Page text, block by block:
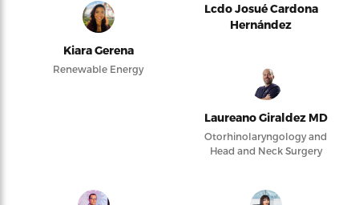
Kiara Gerena
Renewable Energy
Lcdo Josué Cardona
Hernández
Laureano Giraldez MD
Otorhinolaryngology and
Head and Neck Surgery